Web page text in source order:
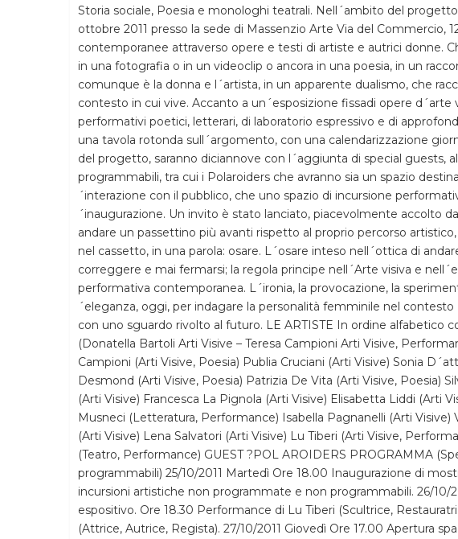
Storia sociale, Poesia e monologhi teatrali. Nell´ambito del
ottobre 2011 presso la sede di Massenzio Arte Via del Commercio,
contemporanee attraverso opere e testi di artiste e autrici donne.
in una fotografia o in un videoclip o ancora in una poesia, in un
comunque è la donna e l´artista, in un apparente dualismo, che
contesto in cui vive. Accanto a un´esposizione fissadi opere
performativi poetici, letterari, di laboratorio espressivo e di
una tavola rotonda sull´argomento, con una calendarizzazione
del progetto, saranno diciannove con l´aggiunta di special guests,
programmabili, tra cui i Polaroiders che avranno sia un spazio
´interazione con il pubblico, che uno spazio di incursione
´inaugurazione. Un invito è stato lanciato, piacevolmente accolto
andare un passettino più avanti rispetto al proprio percorso
nel cassetto, in una parola: osare. L´osare inteso nell´ottica di
correggere e mai fermarsi; la regola principe nell´Arte visiva e
performativa contemporanea. L´ironia, la provocazione, la
´eleganza, oggi, per indagare la personalità femminile nel
con uno sguardo rivolto al futuro. LE ARTISTE In ordine alfabetico
(Donatella Bartoli Arti Visive – Teresa Campioni Arti Visive,
Campioni (Arti Visive, Poesia) Publia Cruciani (Arti Visive) Sonia
Desmond (Arti Visive, Poesia) Patrizia De Vita (Arti Visive, Poesia)
(Arti Visive) Francesca La Pignola (Arti Visive) Elisabetta Liddi (Arti
Musneci (Letteratura, Performance) Isabella Pagnanelli (Arti Visive)
(Arti Visive) Lena Salvatori (Arti Visive) Lu Tiberi (Arti Visive,
(Teatro, Performance) GUEST ?POL AROIDERS PROGRAMMA
programmabili) 25/10/2011 Martedì Ore 18.00 Inaugurazione di
incursioni artistiche non programmate e non programmabili. 26/10/
espositivo. Ore 18.30 Performance di Lu Tiberi (Scultrice,
(Attrice, Autrice, Regista). 27/10/2011 Giovedì Ore 17.00 Apertura